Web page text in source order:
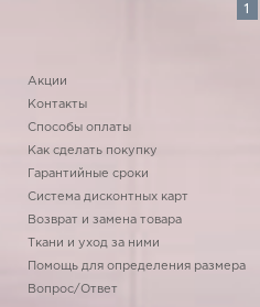
1
Акции
Контакты
Способы оплаты
Как сделать покупку
Гарантийные сроки
Система дисконтных карт
Возврат и замена товара
Ткани и уход за ними
Помощь для определения размера
Вопрос/Ответ